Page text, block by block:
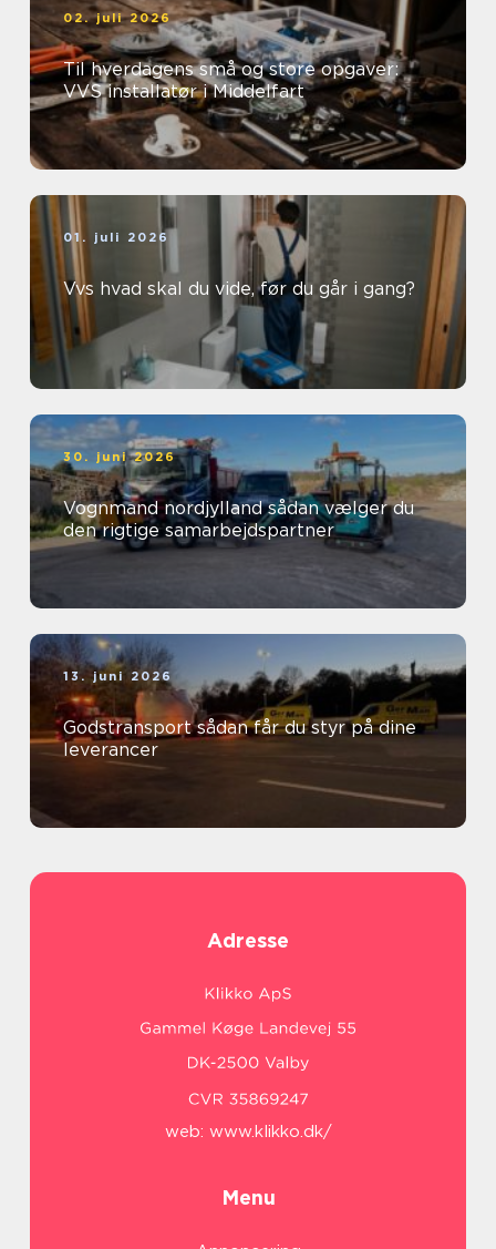
02. juli 2026
Til hverdagens små og store opgaver:
VVS installatør i Middelfart
01. juli 2026
Vvs hvad skal du vide, før du går i gang?
30. juni 2026
Vognmand nordjylland sådan vælger du
den rigtige samarbejdspartner
13. juni 2026
Godstransport sådan får du styr på dine
leverancer
Adresse
web: www.klikko.dk/
Menu